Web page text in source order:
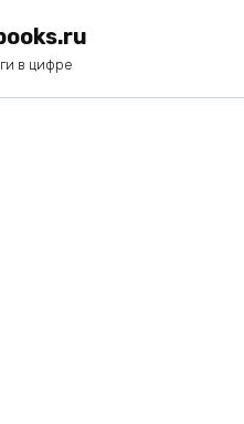
в цифре